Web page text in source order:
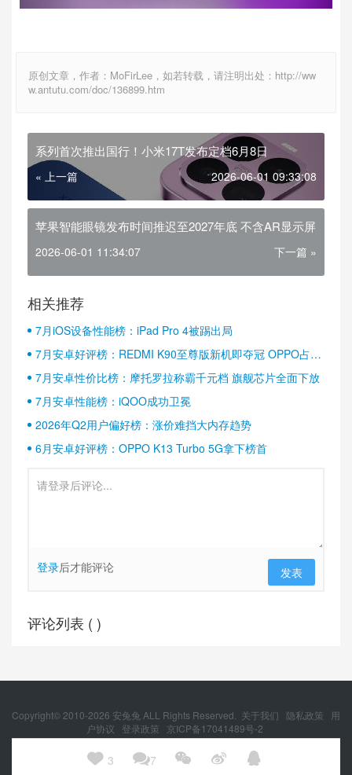
原创文章，作者：MoFirLee，如若转载，请注明出处：http://ww
w.antutu.com/doc/136899.htm
 3 7   
系列首次推出国行！小米17T发布定档6月8日
« 上一篇 2026-06-01 09:33:08
苹果智能眼镜发布时间推迟至2027年底 不含AR显示屏
2026-06-01 11:34:07 下一篇 »
相关推荐
7月iOS设备性能榜：iPad Pro 4被踢出局
7月安卓好评榜：REDMI K90至尊版新机即夺冠 OPPO占据
半壁江山
7月安卓性价比榜：摩托罗拉称霸千元档 旗舰芯片全面下放
7月安卓性能榜：iQOO成功卫冕
2026年Q2用户偏好榜：涨价难挡大内存趋势
6月安卓好评榜：OPPO K13 Turbo 5G拿下榜首
登录后才能评论 发表
评论列表 ( )
Copyright© 2010-2026 安兔兔 ALL Rights Reserved. 关于我们 隐私政策
用
户协议
登录政策
京ICP备17041489号-2
京公网安备 11010502054377号